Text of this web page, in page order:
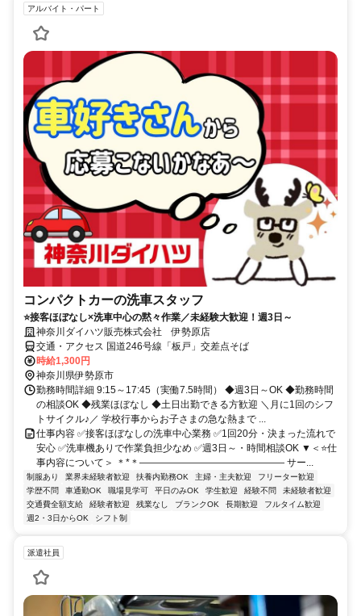
アルバイト・パート
コンパクトカーの洗車スタッフ
⭐接客ほぼなし×洗車中心の黙々作業／未経験大歓迎！週3日～
神奈川ダイハツ販売株式会社 伊勢原店
交通・アクセス 国道246号線「板戸」交差点そば
時給1,300円
神奈川県伊勢原市
勤務時間詳細 9:15～17:45（実働7.5時間） ◆週3日～OK ◆勤務時間
の相談OK ◆残業ほぼなし ◆土日出勤できる方歓迎 ＼月に1回のシフ
トサイクル♪／ 学校行事からお子さまの急な熱まで ...
仕事内容 ✅接客ほぼなしの洗車中心業務 ✅1回20分・決まった流れで
安心 ✅洗車機ありで作業負担少なめ ✅週3日～・時間相談OK ▼＜⭐仕
事内容について＞ ＊*＊――――――――――――――― サー...
制服あり 業界未経験者歓迎 扶養内勤務OK 主婦・主夫歓迎
フリーター歓迎
学歴不問
車通勤OK 職場見学可 平日のみOK 学生歓迎 経験不問
未経験者歓迎
交通費全額支給
経験者歓迎 残業なし ブランクOK 長期歓迎
フルタイム歓迎
週2・3日からOK
シフト制
派遣社員